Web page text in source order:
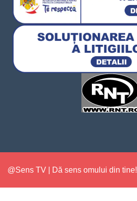
@Sens TV | Dă sens omului din tine!